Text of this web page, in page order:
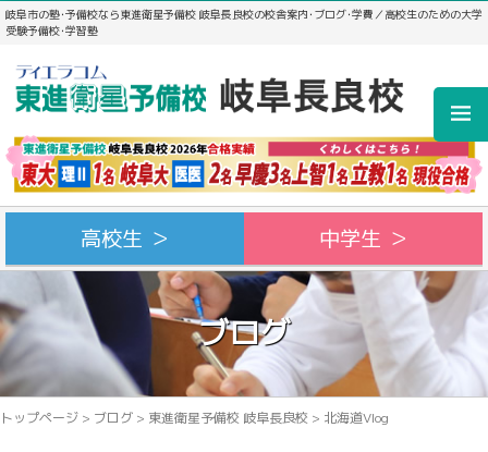
岐阜市の塾･予備校なら東進衛星予備校 岐阜長良校の校舎案内･ブログ･学費／高校生のための大学
受験予備校･学習塾
高校生 ＞ 中学生 ＞
ブログ
トップページ > ブログ > 東進衛星予備校 岐阜長良校 > 北海道Vlog